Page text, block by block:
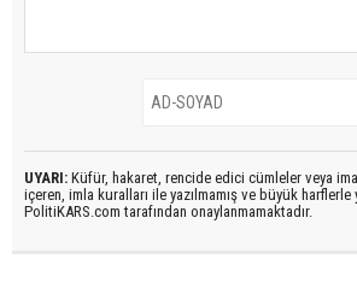
UYARI: Küfür, hakaret, rencide edici cümleler veya
içeren, imla kuralları ile yazılmamış ve büyük harflerle
PolitiKARS.com tarafından onaylanmamaktadır.